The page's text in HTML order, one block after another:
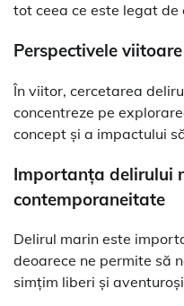
tot ceea ce este legat de
Perspectivele viitoare
În viitor, cercetarea
concentreze pe
concept și a impactului
Importanța delirului
contemporaneitate
Delirul marin este
deoarece ne permite să
simțim liberi și